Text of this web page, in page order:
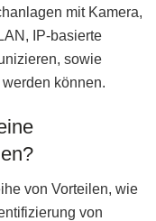
mit Kamera,
IP-basierte
sowie
können.
von Vorteilen, wie
von